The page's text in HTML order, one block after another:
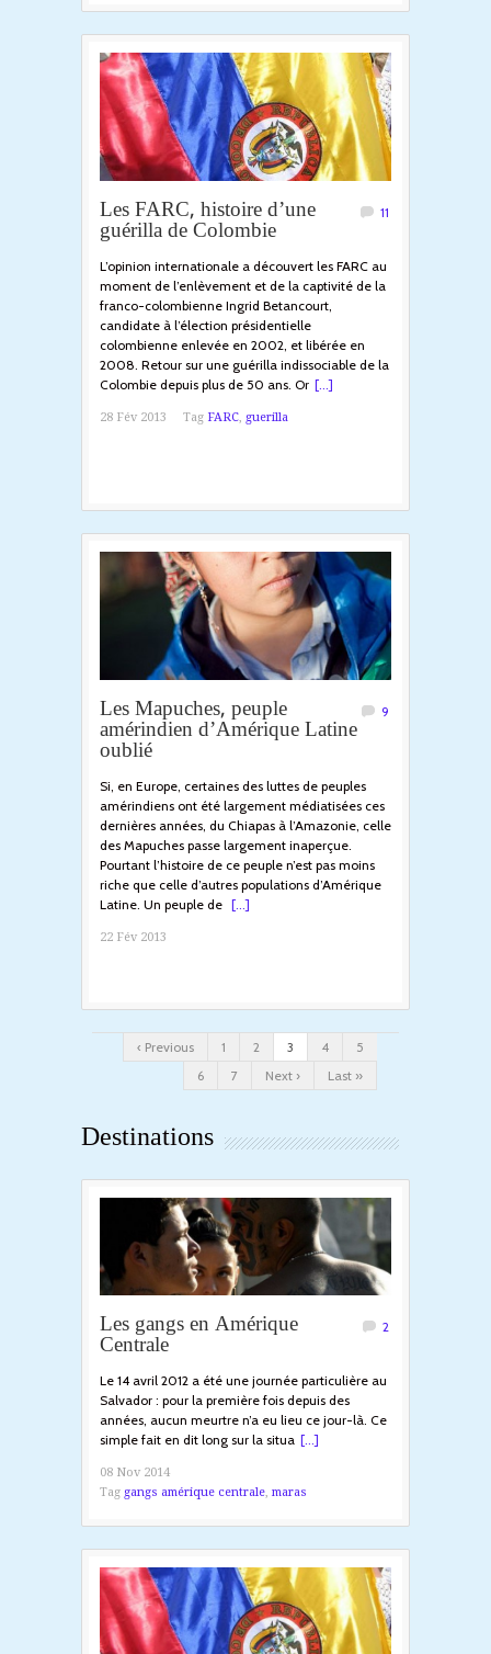
Les FARC, histoire d’une
guérilla de Colombie
11
L’opinion internationale a découvert les FARC au
moment de l’enlèvement et de la captivité de la
franco-colombienne Ingrid Betancourt,
candidate à l’élection présidentielle
colombienne enlevée en 2002, et libérée en
2008. Retour sur une guérilla indissociable de la
Colombie depuis plus de 50 ans. Or [...]
28 Fév 2013 Tag FARC, guerilla
Les Mapuches, peuple
amérindien d’Amérique Latine
oublié
9
Si, en Europe, certaines des luttes de peuples
amérindiens ont été largement médiatisées ces
dernières années, du Chiapas à l’Amazonie, celle
des Mapuches passe largement inaperçue.
Pourtant l’histoire de ce peuple n’est pas moins
riche que celle d’autres populations d’Amérique
Latine. Un peuple de [...]
22 Fév 2013
‹ Previous 1 2 3 4
5
6
7 Next › Last »
Destinations
Les gangs en Amérique
Centrale
2
Le 14 avril 2012 a été une journée particulière au
Salvador : pour la première fois depuis des
années, aucun meurtre n’a eu lieu ce jour-là. Ce
simple fait en dit long sur la situa [...]
08 Nov 2014
Tag gangs amérique centrale, maras